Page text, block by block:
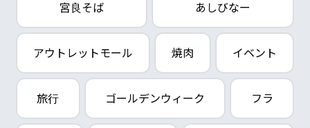
宮良そば あしびなー
アウトレットモール 焼肉 イベント
旅行 ゴールデンウィーク フラ